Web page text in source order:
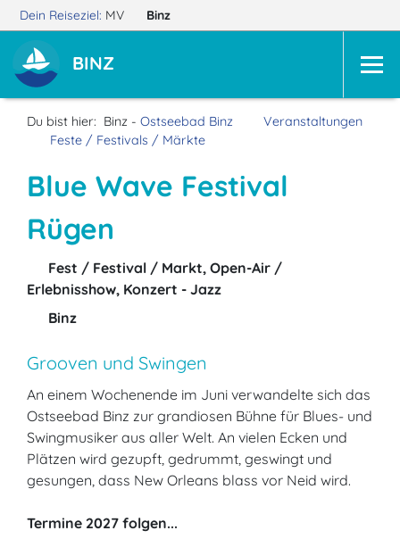
Dein Reiseziel: MV Binz
BINZ
Du bist hier: Binz - Ostseebad Binz
Veranstaltungen
Feste / Festivals / Märkte
Blue Wave Festival
Rügen
Fest / Festival / Markt, Open-Air /
Erlebnisshow, Konzert - Jazz
Binz
Grooven und Swingen
An einem Wochenende im Juni verwandelte sich das
Ostseebad Binz zur grandiosen Bühne für Blues- und
Swingmusiker aus aller Welt. An vielen Ecken und
Plätzen wird gezupft, gedrummt, geswingt und
gesungen, dass New Orleans blass vor Neid wird.
Termine 2027 folgen...